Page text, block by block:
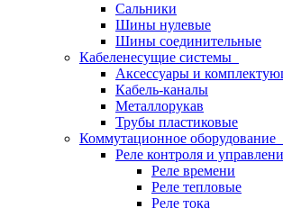
Сальники
Шины нулевые
Шины соединительные
Кабеленесущие системы
Аксессуары и
Кабель-каналы
Металлорукав
Трубы пластиковые
Коммутационное оборудование
Реле контроля и
Реле времени
Реле тепловые
Реле тока